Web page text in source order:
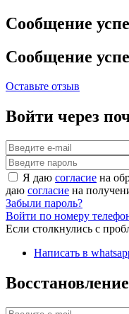
Сообщение
Сообщение
Оставьте отзыв
Войти через
Я даю согласие на
даю согласие на
Забыли пароль?
Войти по номеру
Если столкнулись с
Написать в